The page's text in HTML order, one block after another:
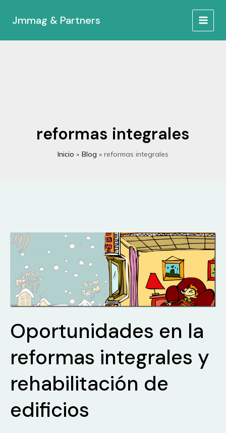
Jmmag & Partners
MAIN
reformas integrales
Inicio Blog reformas integrales
Oportunidades en la
reformas integrales y
rehabilitación de
edificios